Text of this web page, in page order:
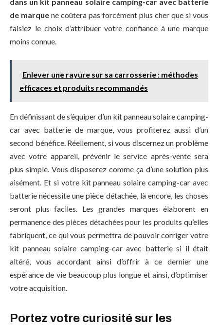
dans un kit panneau solaire camping-car avec batterie
de marque ne coûtera pas forcément plus cher que si vous
faisiez le choix d’attribuer votre confiance à une marque
moins connue.
Enlever une rayure sur sa carrosserie : méthodes
efficaces et produits recommandés
En définissant de s’équiper d’un kit panneau solaire camping-
car avec batterie de marque, vous profiterez aussi d’un
second bénéfice. Réellement, si vous discernez un problème
avec votre appareil, prévenir le service après-vente sera
plus simple. Vous disposerez comme ça d’une solution plus
aisément. Et si votre kit panneau solaire camping-car avec
batterie nécessite une pièce détachée, là encore, les choses
seront plus faciles. Les grandes marques élaborent en
permanence des pièces détachées pour les produits qu’elles
fabriquent, ce qui vous permettra de pouvoir corriger votre
kit panneau solaire camping-car avec batterie si il était
altéré, vous accordant ainsi d’offrir à ce dernier une
espérance de vie beaucoup plus longue et ainsi, d’optimiser
votre acquisition.
Portez votre curiosité sur les